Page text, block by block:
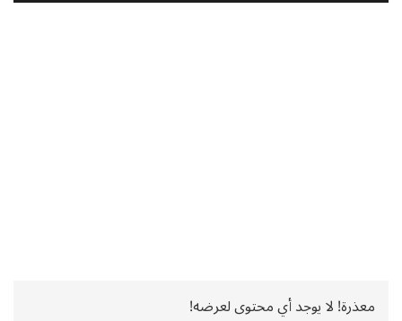
معذرة! لا يوجد أي محتوى لعرضه!